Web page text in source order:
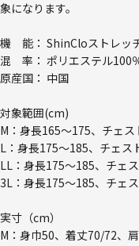
象になります。
機 能： ShinCloストレッ
混 率： ポリエステル100
原産国： 中国
対象範囲(cm)
M：身長165～175、チェス
L：身長175～185、チェス
LL：身長175～185、チェ
3L：身長175～185、チェ
実寸（cm）
M：身巾50、着丈70/72、